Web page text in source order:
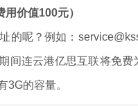
价值100元）
呢？例如：
间连云港亿思互联将免
3G的容量。